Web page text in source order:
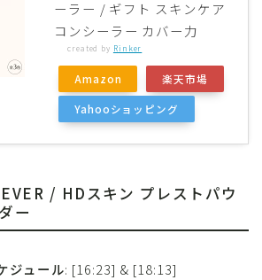
ーラー / ギフト スキンケア
コンシーラー カバー力
created by Rinker
Amazon 楽天市場
Yahooショッピング
/ HDスキン プレストパウ
ー
ジュール: [16:23] & [18:13]